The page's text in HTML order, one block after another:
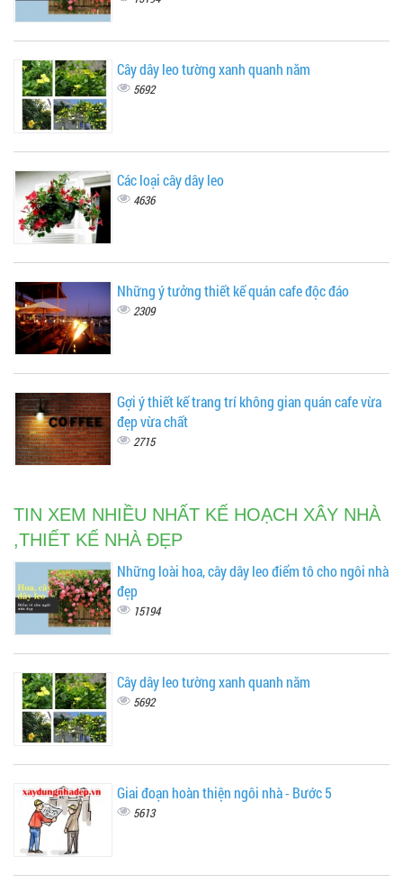
Cây dây leo tường xanh quanh năm
5692
Các loại cây dây leo
4636
Những ý tưởng thiết kế quán cafe độc đáo
2309
Gợi ý thiết kế trang trí không gian quán cafe vừa
đẹp vừa chất
2715
TIN XEM NHIỀU NHẤT KẾ HOẠCH XÂY NHÀ
,THIẾT KẾ NHÀ ĐẸP
Những loài hoa, cây dây leo điểm tô cho ngôi nhà
đẹp
15194
Cây dây leo tường xanh quanh năm
5692
Giai đoạn hoàn thiện ngôi nhà - Bước 5
5613